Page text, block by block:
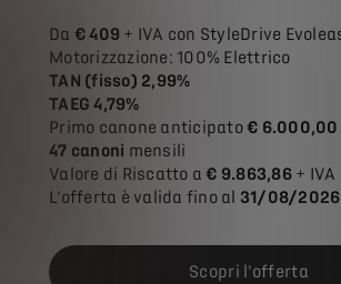
Da € 409 + IVA con StyleDrive
Motorizzazione: 100% Elettrico
TAN (fisso) 2,99%
TAEG 4,79%
Primo canone anticipato€ 6.000,00
47 canoni mensili
Valore di Riscatto a€ 9.863,86+ IVA
L'offerta è valida fino al 31/08/2026
Scopri l'offerta